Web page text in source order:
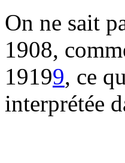
On ne sait
1908,
19199, ce
interprétée